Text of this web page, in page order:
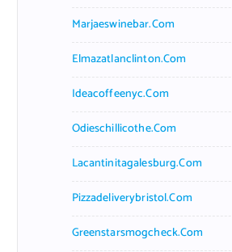
Marjaeswinebar.com
Elmazatlanclinton.com
Ideacoffeenyc.com
Odieschillicothe.com
Lacantinitagalesburg.com
Pizzadeliverybristol.com
Greenstarsmogcheck.com